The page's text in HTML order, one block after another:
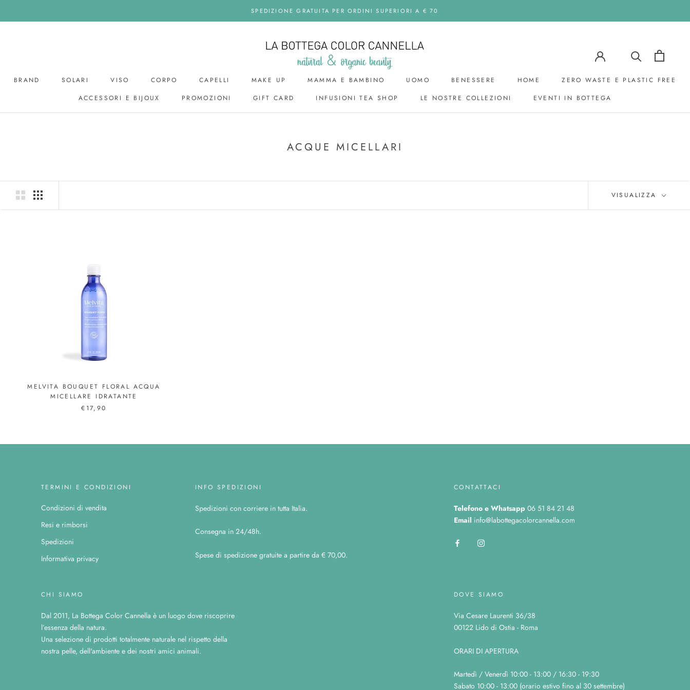
SPEDIZIONE GRATUITA PER ORDINI SUPERIORI A € 70
BRAND SOLARI VISO CORPO CAPELLI MAKE UP MAMMA E BAMBINO UOMO BENESSERE HOME
ZERO WASTE E PLASTIC FREE
ACCESSORI E BIJOUX
PROMOZIONI
GIFT CARD
INFUSIONI TEA SHOP LE NOSTRE COLLEZIONI
EVENTI IN BOTTEGA
ACQUE MICELLARI
VISUALIZZA
MELVITA BOUQUET FLORAL ACQUA
MICELLARE IDRATANTE
€17,90
TERMINI E CONDIZIONI
Condizioni di vendita
Resi e rimborsi
Spedizioni
Informativa privacy
INFO SPEDIZIONI
Spedizioni con corriere in tutta Italia.
Consegna in 24/48h.
Spese di spedizione gratuite a partire da € 70,00.
CONTATTACI
Telefono e Whatsapp 06 51 84 21 48
Email info@labottegacolorcannella.com
CHI SIAMO
Dal 2011, La Bottega Color Cannella è un luogo dove riscoprire
l’essenza della natura.
Una selezione di prodotti totalmente naturale nel rispetto della
nostra pelle, dell'ambiente e dei nostri amici animali.
DOVE SIAMO
Via Cesare Laurenti 36/38
00122 Lido di Ostia - Roma
ORARI DI APERTURA
Martedì / Venerdì 10:00 - 13:00 / 16:30 - 19:30
Sabato 10:00 - 13:00 (orario estivo fino al 30 settembre)